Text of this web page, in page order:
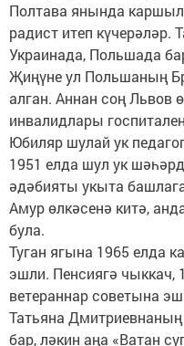
Полтава янында
радист итеп күчерәләр.
Украинада, Польшада
Җиңүне ул Польшаның
алган. Аннан соң Львов
инвалидлары
Юбиляр шулай ук
1951 елда шул ук
әдәбияты укыта
Амур өлкәсенә китә,
була.
Туган ягына 1965 елда
эшли. Пенсиягә чыккач,
ветераннар советына
Татьяна
бар, ләкин аңа «Ватан